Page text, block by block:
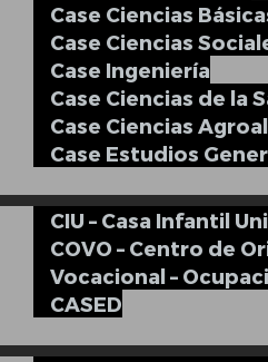
Case Ciencias
Case Ciencias
Case Ingeniería
Case Ciencias de la
Case Ciencias
Case Estudios
CIU – Casa Infantil
COVO – Centro de
Vocacional –
CASED